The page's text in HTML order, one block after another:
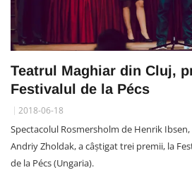
Teatrul Maghiar din Cluj,
Festivalul de la Pécs
2018-06-18
Spectacolul Rosmersholm de Henrik
Andriy Zholdak, a câștigat trei premii, la
de la Pécs (Ungaria).